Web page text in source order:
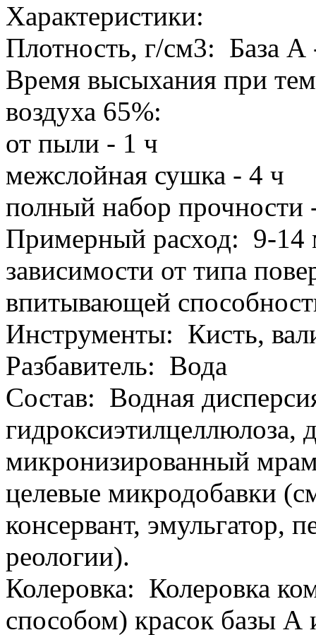
Характеристики:
Плотность, г/см3: База А
Время высыхания при
воздуха 65%:
от пыли - 1 ч
межслойная сушка - 4 ч
полный набор прочности
Примерный расход: 9-14
зависимости от типа
впитывающей
Инструменты: Кисть,
Разбавитель: Вода
Состав: Водная
гидроксиэтилцеллюлоза,
микронизированный
целевые микродобавки
консервант, эмульгатор,
реологии).
Колеровка: Колеровка
способом) красок базы А